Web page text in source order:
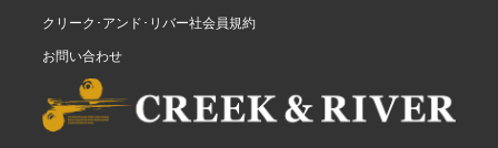
クリーク･アンド･リバー社会員規約
お問い合わせ